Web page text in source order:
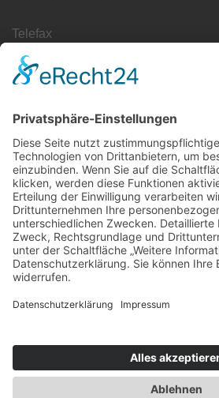
Telefax
0203 - 6008 - 1649
info@pathologie-duisburg.de
Erreichbarkeit:
Mo - Fr (außer an Feiertagen)
8:00 - 17:00 Uhr
Heiligabend & Silvester geschlossen
Impressum